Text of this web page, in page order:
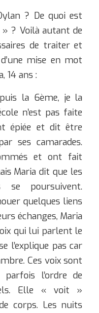
? De quoi est
? Voilà autant de
de traiter et
mise en mot
14 ans :
la 6ème, je la
n’est pas faite
épiée et dit être
ses camarades.
et ont fait
Maria dit que les
se poursuivent.
quelques liens
échanges, Maria
qui lui parlent le
l’explique pas car
Ces voix sont
l’ordre de
Elle « voit »
corps. Les nuits